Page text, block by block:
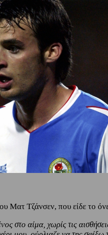
Ματ Τζάνσεν, που είδε το
στο αίμα, χωρίς τις